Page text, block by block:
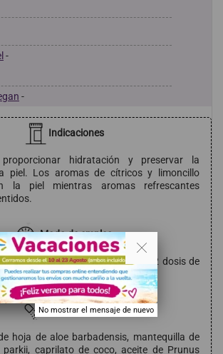
-
-
Indicaciones
hidratación y preservar la
piel. Los aromas de cítricos y limoncillo
la piel mientras aromas refrescantes
Modo de empleo
de la limpieza, aplicar 1 - 2 dosis de
Composición
hoja de aloe barbadensis, mantequilla de
parkii, caprilato de coco, aceite de Prunus
.
No mostrar el mensaje de nuevo